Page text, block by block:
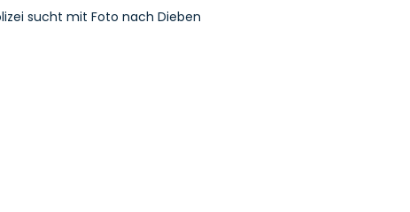
sucht mit Foto nach Dieben